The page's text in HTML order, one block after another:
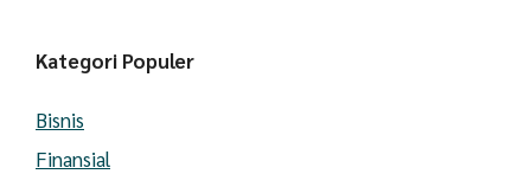
Kategori Populer
Bisnis
Finansial